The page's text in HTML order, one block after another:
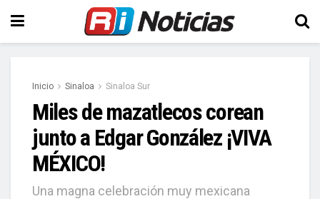
Inicio Sinaloa Sinaloa Sur
Miles de mazatlecos corean
junto a Edgar González ¡VIVA
MÉXICO!
Una magna celebración muy mexicana